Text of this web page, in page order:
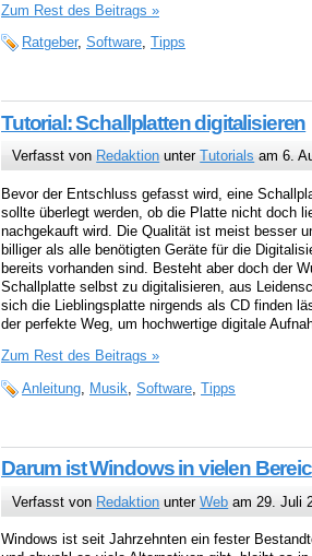
Zum Rest des Beitrags »
Ratgeber, Software, Tipps
Tutorial: Schallplatten digitalisieren
Verfasst von Redaktion unterTutorials am 6.
Bevor der Entschluss gefasst wird, eine
sollte überlegt werden, ob die Platte nicht doch
nachgekauft wird. Die Qualität ist meist besser
billiger als alle benötigten Geräte für die
bereits vorhanden sind. Besteht aber doch der
Schallplatte selbst zu digitalisieren, aus
sich die Lieblingsplatte nirgends als CD finden
der perfekte Weg, um hochwertige digitale
Zum Rest des Beitrags »
Anleitung, Musik, Software, Tipps
Darum ist Windows in vielen
Verfasst von Redaktion unterWeb am 29. Juli
Windows ist seit Jahrzehnten ein fester